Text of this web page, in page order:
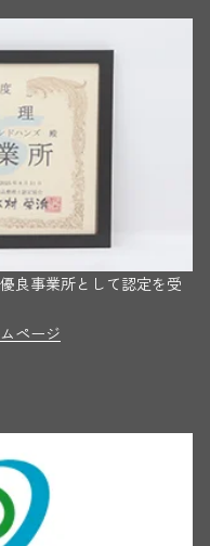
良事業所として認定を受
ページ